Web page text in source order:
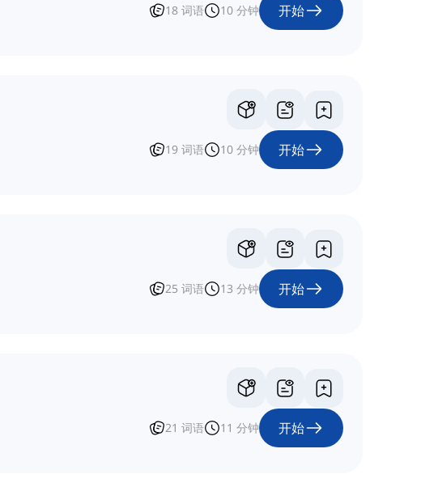
18 词语 10 分钟 开始
19 词语 10 分钟 开始
25 词语 13 分钟 开始
21 词语 11 分钟 开始